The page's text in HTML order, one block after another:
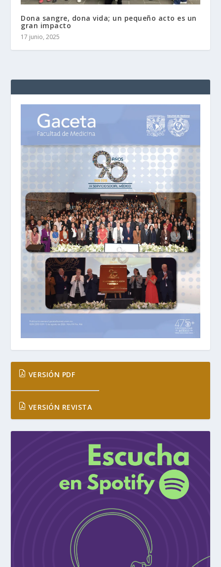
Dona sangre, dona vida; un pequeño acto es un
gran impacto
17 junio, 2025
VERSIÓN PDF
VERSIÓN REVISTA